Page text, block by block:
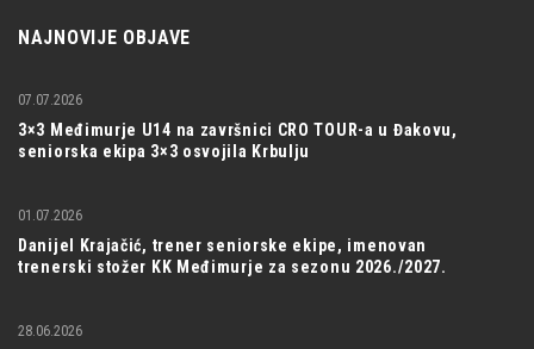
NAJNOVIJE OBJAVE
3×3 Međimurje U14 na završnici CRO TOUR-a u Đakovu,
seniorska ekipa 3×3 osvojila Krbulju
07.07.2026
Danijel Krajačić, trener seniorske ekipe, imenovan
trenerski stožer KK Međimurje za sezonu 2026./2027.
01.07.2026
28.06.2026